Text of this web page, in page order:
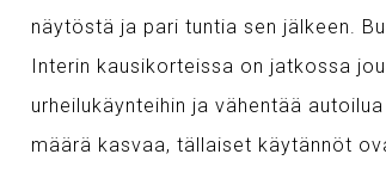
näytöstä ja pari tuntia sen jälkeen.
Interin kausikorteissa on jatkossa
urheilukäynteihin ja vähentää
määrä kasvaa, tällaiset käytännöt